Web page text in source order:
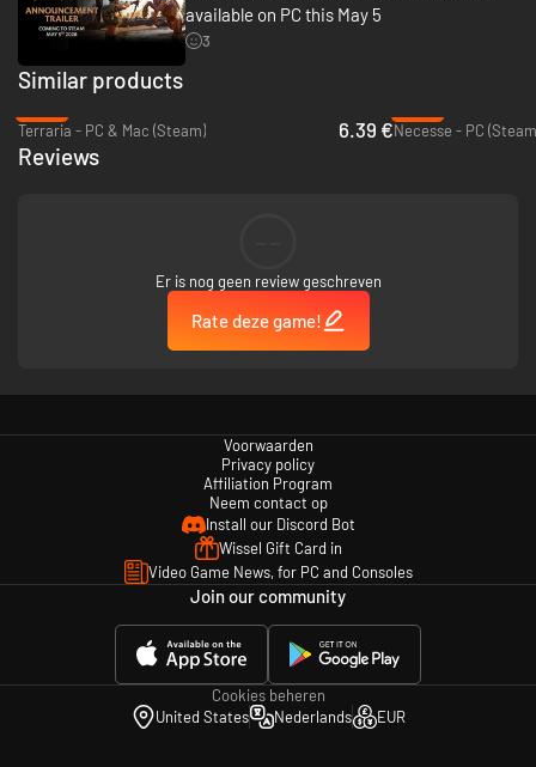
available on PC this May 5
3
Similar products
Terraria - PC & Mac (Steam)
6.39 €Necesse - PC
Reviews
Er is nog geen review geschreven
Rate deze game!
Voorwaarden
Privacy policy
Affiliation Program
Neem contact op
Install our Discord Bot
Wissel Gift Card in
Video Game News, for PC and Consoles
Join our community
Cookies beheren
United States
Nederlands EUR